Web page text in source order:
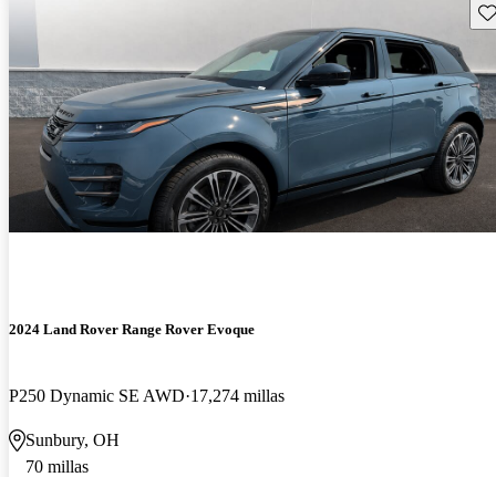
2024 Land Rover Range Rover Evoque
P250 Dynamic SE AWD 17,274 millas
Sunbury, OH
70 millas